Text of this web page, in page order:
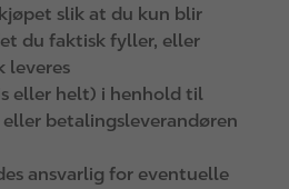
slik at du kun blir
du faktisk fyller, eller
leveres
helt) i henhold til
betalingsleverandøren
ansvarlig for eventuelle